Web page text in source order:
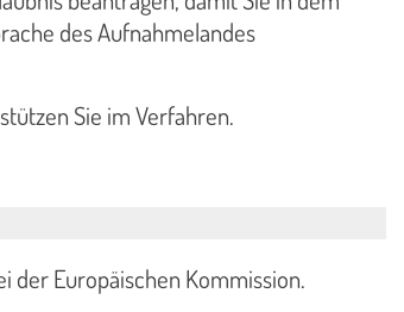
des Aufnahmelandes
Sie im Verfahren.
der Europäischen Kommission.